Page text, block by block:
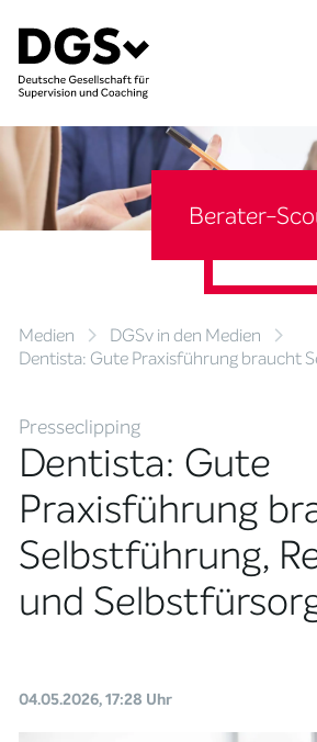
Medien
DGSv in den Medien
Dentista: Gute Praxisführung braucht
Berater-
Presseclipping
Dentista: Gute
Praxisführung
Selbstführung,
und
04.05.2026, 17:28 Uhr